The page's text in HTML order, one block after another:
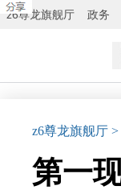
z6尊龙旗舰厅 政务
z6尊龙旗舰厅 >
第一